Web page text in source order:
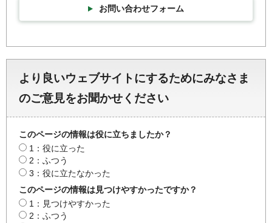
お問い合わせフォーム
より良いウェブサイトにするためにみなさま
のご意見をお聞かせください
このページの情報は役に立ちましたか？
1：役に立った
2：ふつう
3：役に立たなかった
このページの情報は見つけやすかったですか？
1：見つけやすかった
2：ふつう